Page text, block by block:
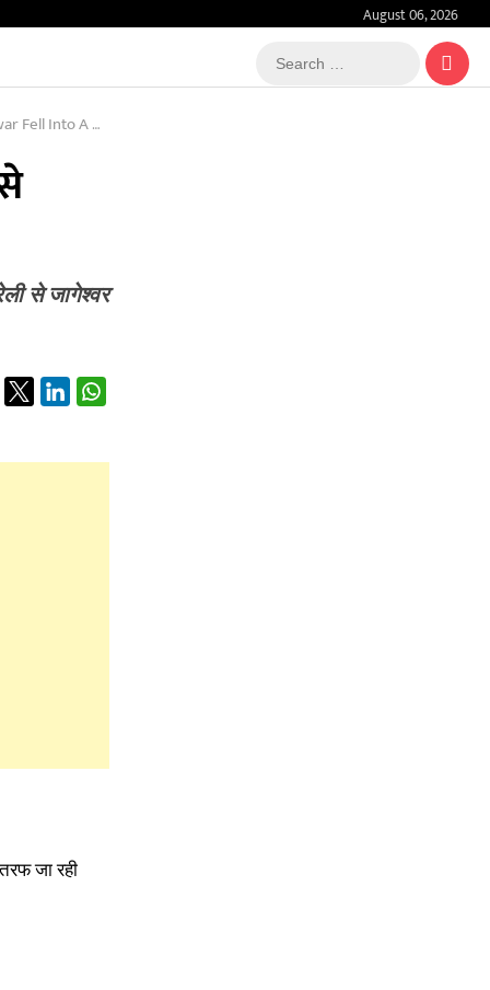
August 06, 2026
Search
…
People Injured
से जागेश्वर
जा रही